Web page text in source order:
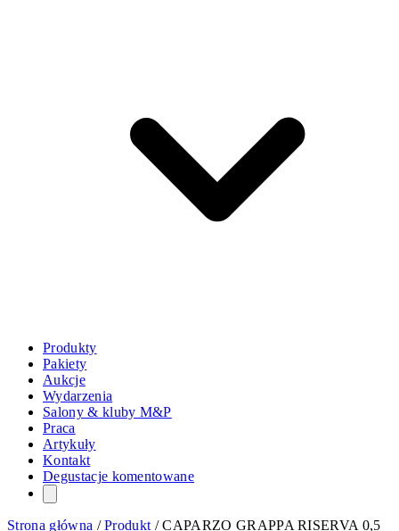
Produkty
Pakiety
Aukcje
Wydarzenia
Salony & kluby M&P
Praca
Artykuły
Kontakt
Degustacje komentowane
Strona główna /Produkt /CAPARZO GRAPPA RISERVA 0,5